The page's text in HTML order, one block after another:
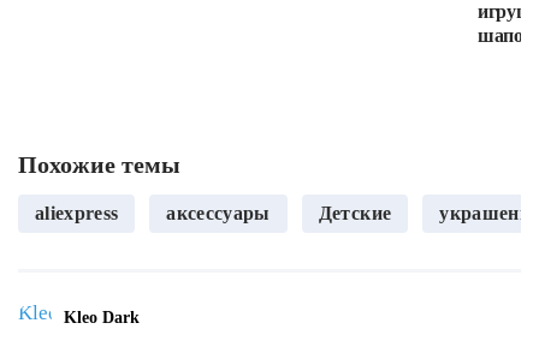
Похожие темы
aliexpress аксессуары Детские
Kleo Dark